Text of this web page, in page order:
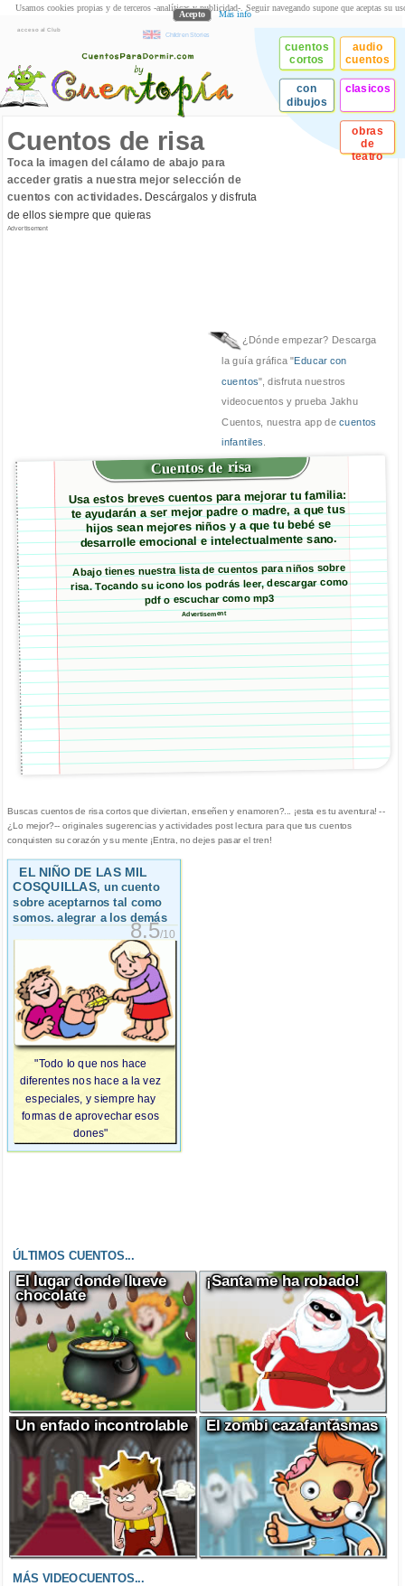
acceso al Club
Children Stories
cuentos
cortos
audio
cuentos
con
dibujos
clasicos
obras
de
teatro
Cuentos de risa
Toca la imagen del cálamo de abajo para
acceder gratis a nuestra mejor selección de
cuentos con actividades.Descárgalos y disfruta
de ellos siempre que quieras
Advertisement
¿Dónde empezar? Descarga
la guía gráfica "Educar con
cuentos", disfruta nuestros
videocuentos y prueba Jakhu
Cuentos, nuestra app decuentos
infantiles.
Cuentos de risa
Usa estos breves cuentos para mejorar tu familia:
te ayudarán a ser mejor padre o madre, a que tus
hijos sean mejores niños y a que tu bebé se
desarrolle emocional e intelectualmente sano.
Abajo tienes nuestra lista de cuentos para niños sobre
risa. Tocando su icono los podrás leer, descargar como
pdf o escuchar como mp3
Advertisement
Buscas cuentos de risa cortos que diviertan, enseñen y enamoren?... ¡esta es tu aventura! --
¿Lo mejor?-- originales sugerencias y actividades post lectura para que tus cuentos
conquisten su corazón y su mente ¡Entra, no dejes pasar el tren!
EL NIÑO DE LAS MIL
COSQUILLAS, un cuento
sobre aceptarnos tal como
somos. alegrar a los demás
8.5/10
"Todo lo que nos hace
diferentes nos hace a la vez
especiales, y siempre hay
formas de aprovechar esos
dones"
ÚLTIMOS CUENTOS...
El lugar donde llueve
chocolate
¡Santa me ha robado!
Un enfado incontrolable El zombi cazafantasmas
MÁS VIDEOCUENTOS...
Usamos cookies propias y de terceros -analíticas y publicidad-. Seguir navegando supone que aceptas su
Acepto Más info